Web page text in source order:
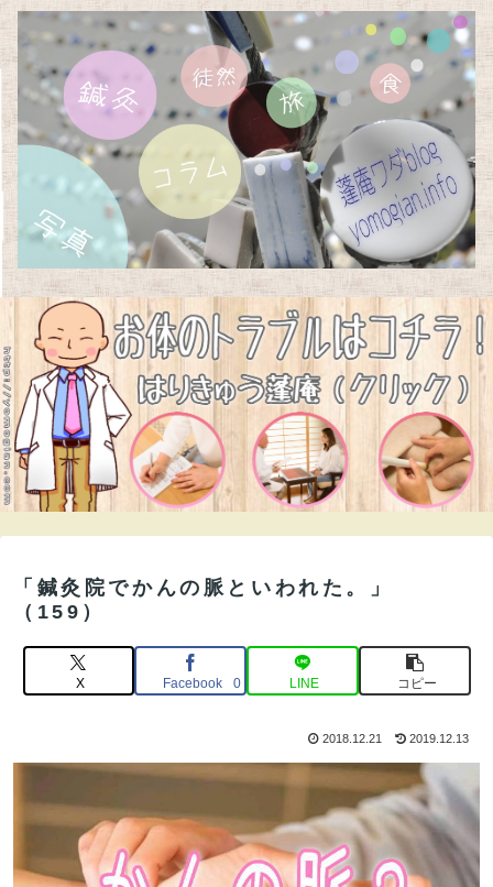
「鍼灸院でかんの脈といわれた。」
（159）
X Facebook 0 LINE コピー
2018.12.21 2019.12.13